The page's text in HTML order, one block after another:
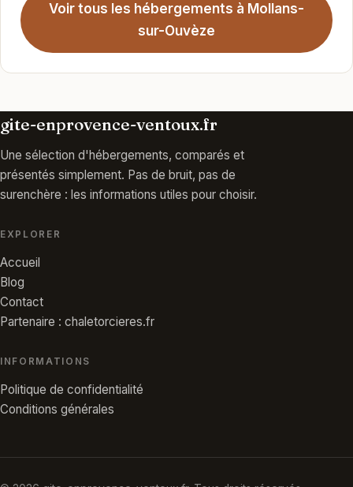
Voir tous les hébergements à Mollans-
sur-Ouvèze
gite-enprovence-ventoux.fr
Une sélection d'hébergements, comparés et
présentés simplement. Pas de bruit, pas de
surenchère : les informations utiles pour choisir.
EXPLORER
Accueil
Blog
Contact
Partenaire : chaletorcieres.fr
INFORMATIONS
Politique de confidentialité
Conditions générales